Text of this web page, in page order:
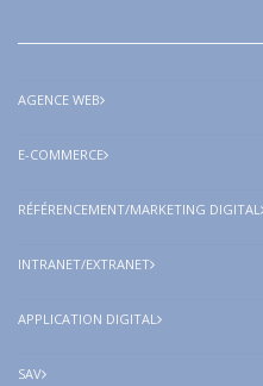
AGENCE WEB
E-COMMERCE
RÉFÉRENCEMENT/MARKETING DIGITAL
INTRANET/EXTRANET
APPLICATION DIGITAL
SAV